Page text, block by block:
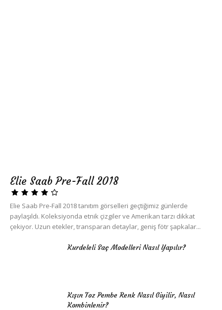
Elie Saab Pre-Fall 2018
Elie Saab Pre-Fall 2018 tanıtım görselleri geçtiğimiz günlerde
paylaşıldı. Koleksiyonda etnik çizgiler ve Amerikan tarzı dikkat
çekiyor. Uzun etekler, transparan detaylar, geniş fötr şapkalar...
Kurdeleli Saç Modelleri Nasıl Yapılır?
Kışın Toz Pembe Renk Nasıl Giyilir, Nasıl
Kombinlenir?